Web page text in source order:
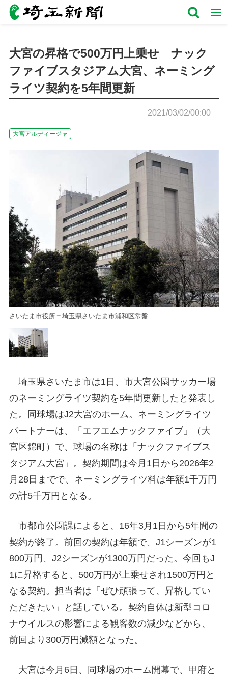
大宮の昇格で500万円上乗せ ナック
ファイブスタジアム大宮、ネーミング
ライツ契約を5年間更新
2021/03/02/00:00
大宮アルディージャ
さいたま市役所＝埼玉県さいたま市浦和区常盤
埼玉県さいたま市は1日、市大宮公園サッカー場
のネーミングライツ契約を5年間更新したと発表し
た。同球場はJ2大宮のホーム。ネーミングライツ
パートナーは、「エフエムナックファイブ」（大
宮区錦町）で、球場の名称は「ナックファイブス
タジアム大宮」。契約期間は今月1日から2026年2
月28日までで、ネーミングライツ料は年額1千万円
の計5千万円となる。
市都市公園課によると、16年3月1日から5年間の
契約が終了。前回の契約は年額で、J1シーズンが1
800万円、J2シーズンが1300万円だった。今回もJ
1に昇格すると、500万円が上乗せされ1500万円と
なる契約。担当者は「ぜひ頑張って、昇格してい
ただきたい」と話している。契約自体は新型コロ
ナウイルスの影響による観客数の減少などから、
前回より300万円減額となった。
大宮は今月6日、同球場のホーム開幕で、甲府と